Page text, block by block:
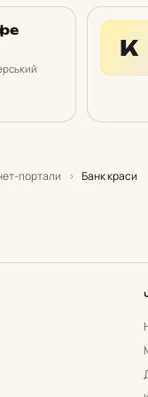
К
портали › Банк краси